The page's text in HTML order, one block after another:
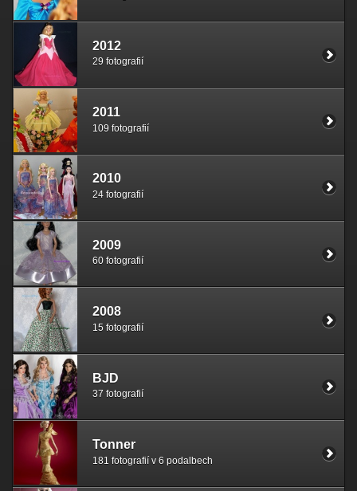
2012
29 fotografií
2011
109 fotografií
2010
24 fotografií
2009
60 fotografií
2008
15 fotografií
BJD
37 fotografií
Tonner
181 fotografií v 6 podalbech